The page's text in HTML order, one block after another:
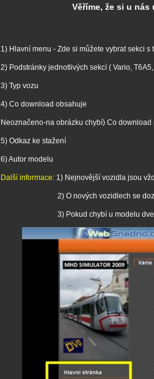
Věříme, že si u
1) Hlavní menu - Zde si můžete vybrat sekci
2) Podstránky jednotlivých sekcí ( Vario,
3) Typ vozu
4) Co download obsahuje
Neoznačeno-na obrázku chybí) Co download
5) Odkaz ke stažení
6) Autor modelu
Další informace: 1) Nejnovější vozidla jsou
2) O nových vozidlech se dozvíte
3) Pokud chybí u modelu dveře nebo